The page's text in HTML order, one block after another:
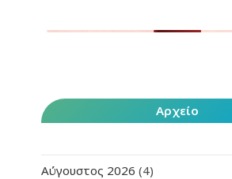
Αρχείο
Αύγουστος 2026 (4)